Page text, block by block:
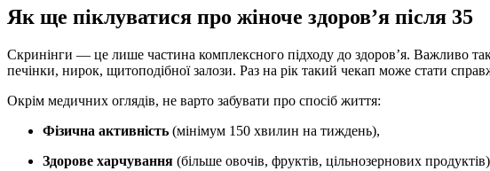
Як ще піклуватися про жіноче здоров’я після 35
Скринінги — це лише частина комплексного підходу до здоров’я. Важливо
печінки, нирок, щитоподібної залози. Раз на рік такий чекап може стати
Окрім медичних оглядів, не варто забувати про спосіб життя:
Фізична активність (мінімум 150 хвилин на тиждень),
Здорове харчування (більше овочів, фруктів, цільнозернових